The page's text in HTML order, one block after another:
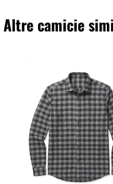
Altre camicie